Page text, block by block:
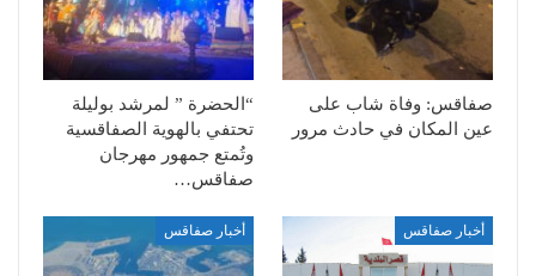
صفاقس: وفاة شاب على
عين المكان في حادث مرور
“الحضرة ” لمرشد بوليلة
تحتفي بالهوية الصفاقسية
وتُمتع جمهور مهرجان
صفاقس…
أخبار صفاقس أخبار صفاقس